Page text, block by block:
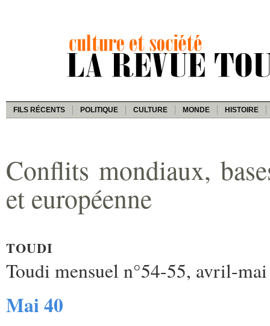
FILS RÉCENTS POLITIQUE CULTURE MONDE HISTOIRE
Conflits mondiaux,
et européenne
TOUDI
Toudi mensuel n°54-55, avril-
Mai 40